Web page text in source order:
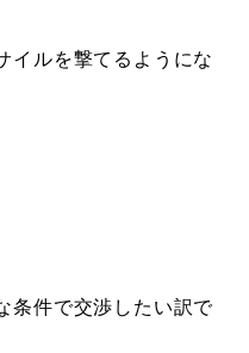
イルを撃てるようにな
条件で交渉したい訳で